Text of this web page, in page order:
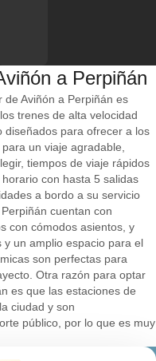
a Perpiñán
de Aviñón a Perpiñán es
trenes de alta velocidad
diseñados para ofrecer a los
un viaje agradable,
tiempos de viaje rápidos
con hasta 5 salidas
a bordo a su servicio
cuentan con
con cómodos asientos, y
un amplio espacio para el
son perfectas para
Otra razón para optar
es que las estaciones de
ciudad y son
público, por lo que es muy